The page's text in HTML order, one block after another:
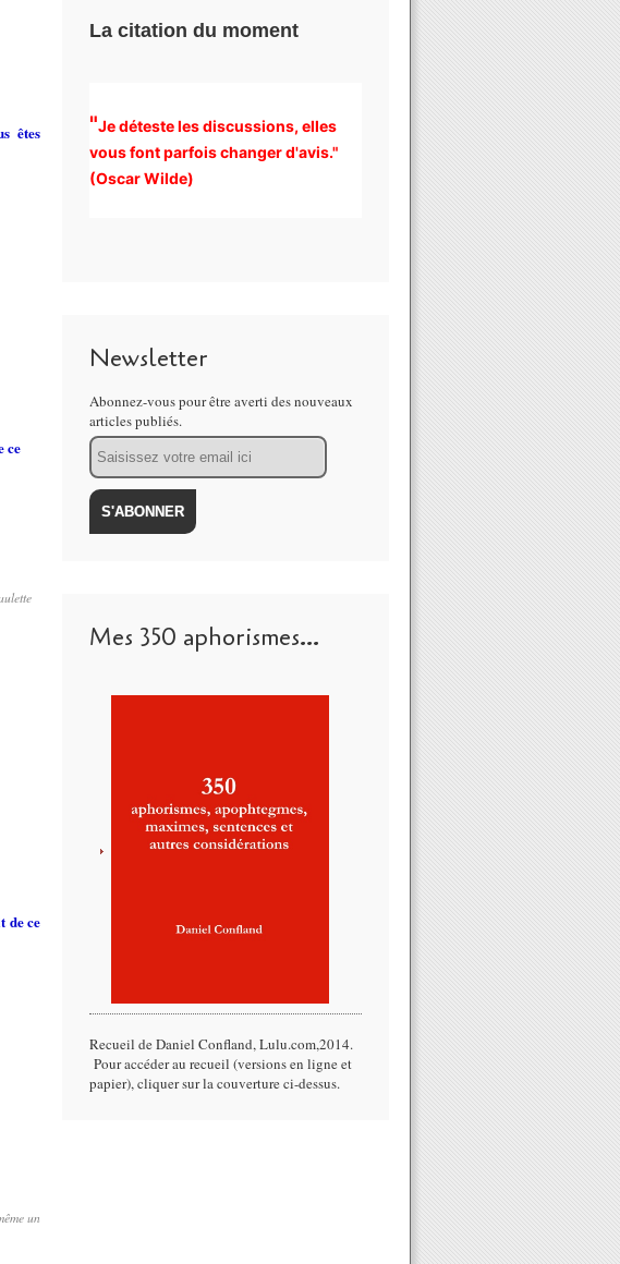
êtes
ce
de ce
un
La citation du moment
"Je déteste les discussions, elles
vous font parfois changer d'avis."
(Oscar Wilde)
Newsletter
Abonnez-vous pour être averti des nouveaux
articles publiés.
Email
Mes 350 aphorismes...
Recueil de Daniel Confland, Lulu.com,2014.​
Pour accéder au recueil (versions en ligne et
papier), cliquer sur la couverture ci-dessus.